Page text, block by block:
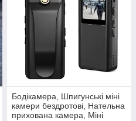
Бодікамера, Шпигунські міні
камери бездротові, Нательна
прихована камера, Міні